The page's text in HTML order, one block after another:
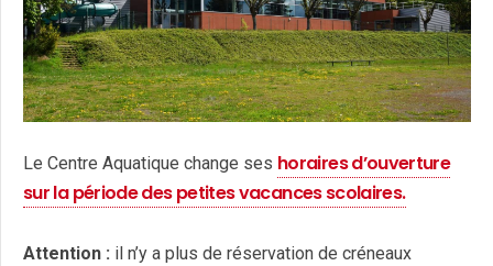
Le Centre Aquatique change ses horaires d’ouverture
sur la période des petites vacances scolaires.
Attention : il n’y a plus de réservation de créneaux